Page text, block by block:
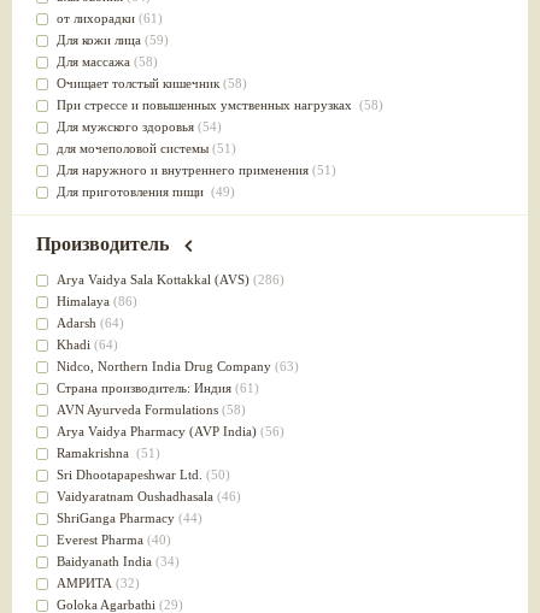
от лихорадки (61)
Для кожи лица (59)
Для массажа (58)
Очищает толстый кишечник (58)
При стрессе и повышенных умственных нагрузках (58)
Для мужского здоровья (54)
для мочеполовой системы (51)
Для наружного и внутреннего применения (51)
Для приготовления пищи (49)
от инфекций мочеполовой системы(49)
для суставов
Лечит опухоли и отеки(46)
Для медитации
выводит токсины
Для здоровья печени
Для тела(39)
для очищения крови(38)
При диабете(38)
Антиоксидант(37)
Для Капха(Кафа) доши
От паразитов(37)
При расстройстве желудка (36)
Успокоительное(36)
Для глаз(34)
от геморроя(34)
Противовоспалительное
Для Питта доши(32)
Производитель
Arya Vaidya Sala Kottakkal (AVS) (286)
Himalaya (86)
Adarsh (64)
Khadi (64)
Nidсo, Northern India Drug Company (63)
Страна производитель: Индия (61)
AVN Ayurveda Formulations (58)
Arya Vaidya Pharmacy (AVP India) (56)
Ramakrishna (51)
Sri Dhootapapeshwar Ltd. (50)
Vaidyaratnam Oushadhasala (46)
ShriGanga Pharmacy (44)
Everest Pharma (40)
Baidyanath India (34)
АМРИТА (32)
Goloka Agarbathi (29)